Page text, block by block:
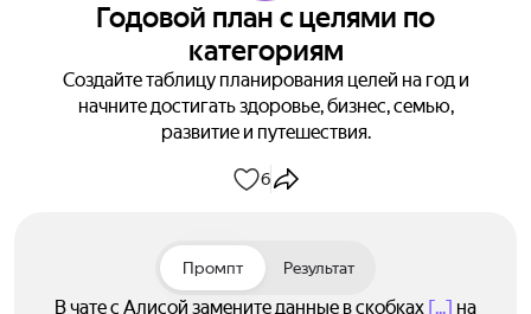
Годовой план с целями по
категориям
Создайте таблицу планирования целей на год и
начните достигать здоровье, бизнес, семью,
развитие и путешествия.
6
Промпт Результат
В чате с Алисой замените данные в скобках [...] на